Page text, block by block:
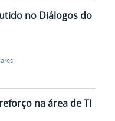
no Diálogos do
na área de TI